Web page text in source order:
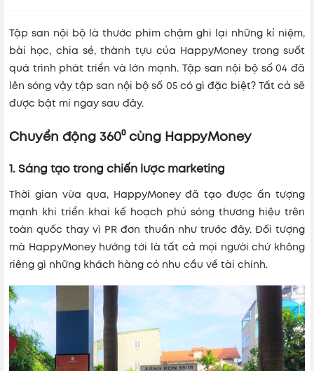
Tập san nội bộ là thước phim chậm ghi lại những kỉ niệm,
bài học, chia sẻ, thành tựu của HappyMoney trong suốt
quá trình phát triển và lớn mạnh. Tập san nội bộ số 04 đã
lên sóng vậy tập san nội bộ số 05 có gì đặc biệt? Tất cả sẽ
được bật mí ngay sau đây.
Chuyển động 360⁰ cùng HappyMoney
1. Sáng tạo trong chiến lược marketing
Thời gian vừa qua, HappyMoney đã tạo được ấn tượng
mạnh khi triển khai kế hoạch phủ sóng thương hiệu trên
toàn quốc thay vì PR đơn thuần như trước đây. Đối tượng
mà HappyMoney hướng tới là tất cả mọi người chứ không
riêng gì những khách hàng có nhu cầu về tài chính.